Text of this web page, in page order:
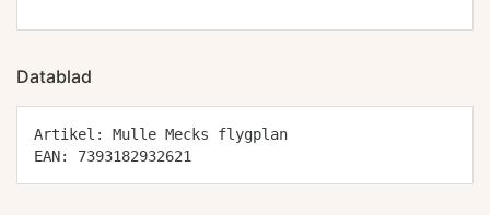
Datablad
Artikel: Mulle Mecks flygplan
EAN: 7393182932621